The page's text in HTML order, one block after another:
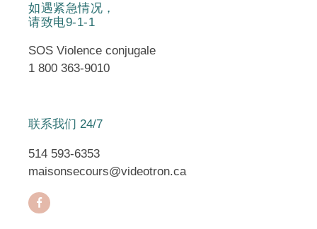
如遇紧急情况，
请致电9-1-1
SOS Violence conjugale
1 800 363-9010
联系我们 24/7
514 593-6353
maisonsecours@videotron.ca